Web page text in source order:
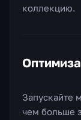
коллекцию.
Запускайте
чем больше